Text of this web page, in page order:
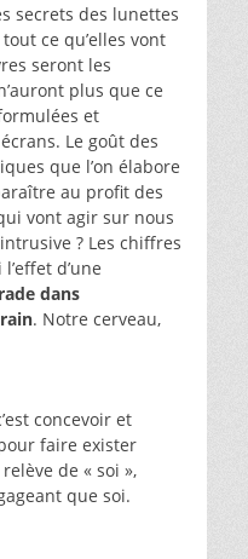
secrets des lunettes
ce qu’elles vont
seront les
plus que ce
et
Le goût des
que l’on élabore
au profit des
vont agir sur nous
? Les chiffres
d’une
dans
. Notre cerveau,
concevoir et
faire exister
de « soi »,
que soi.